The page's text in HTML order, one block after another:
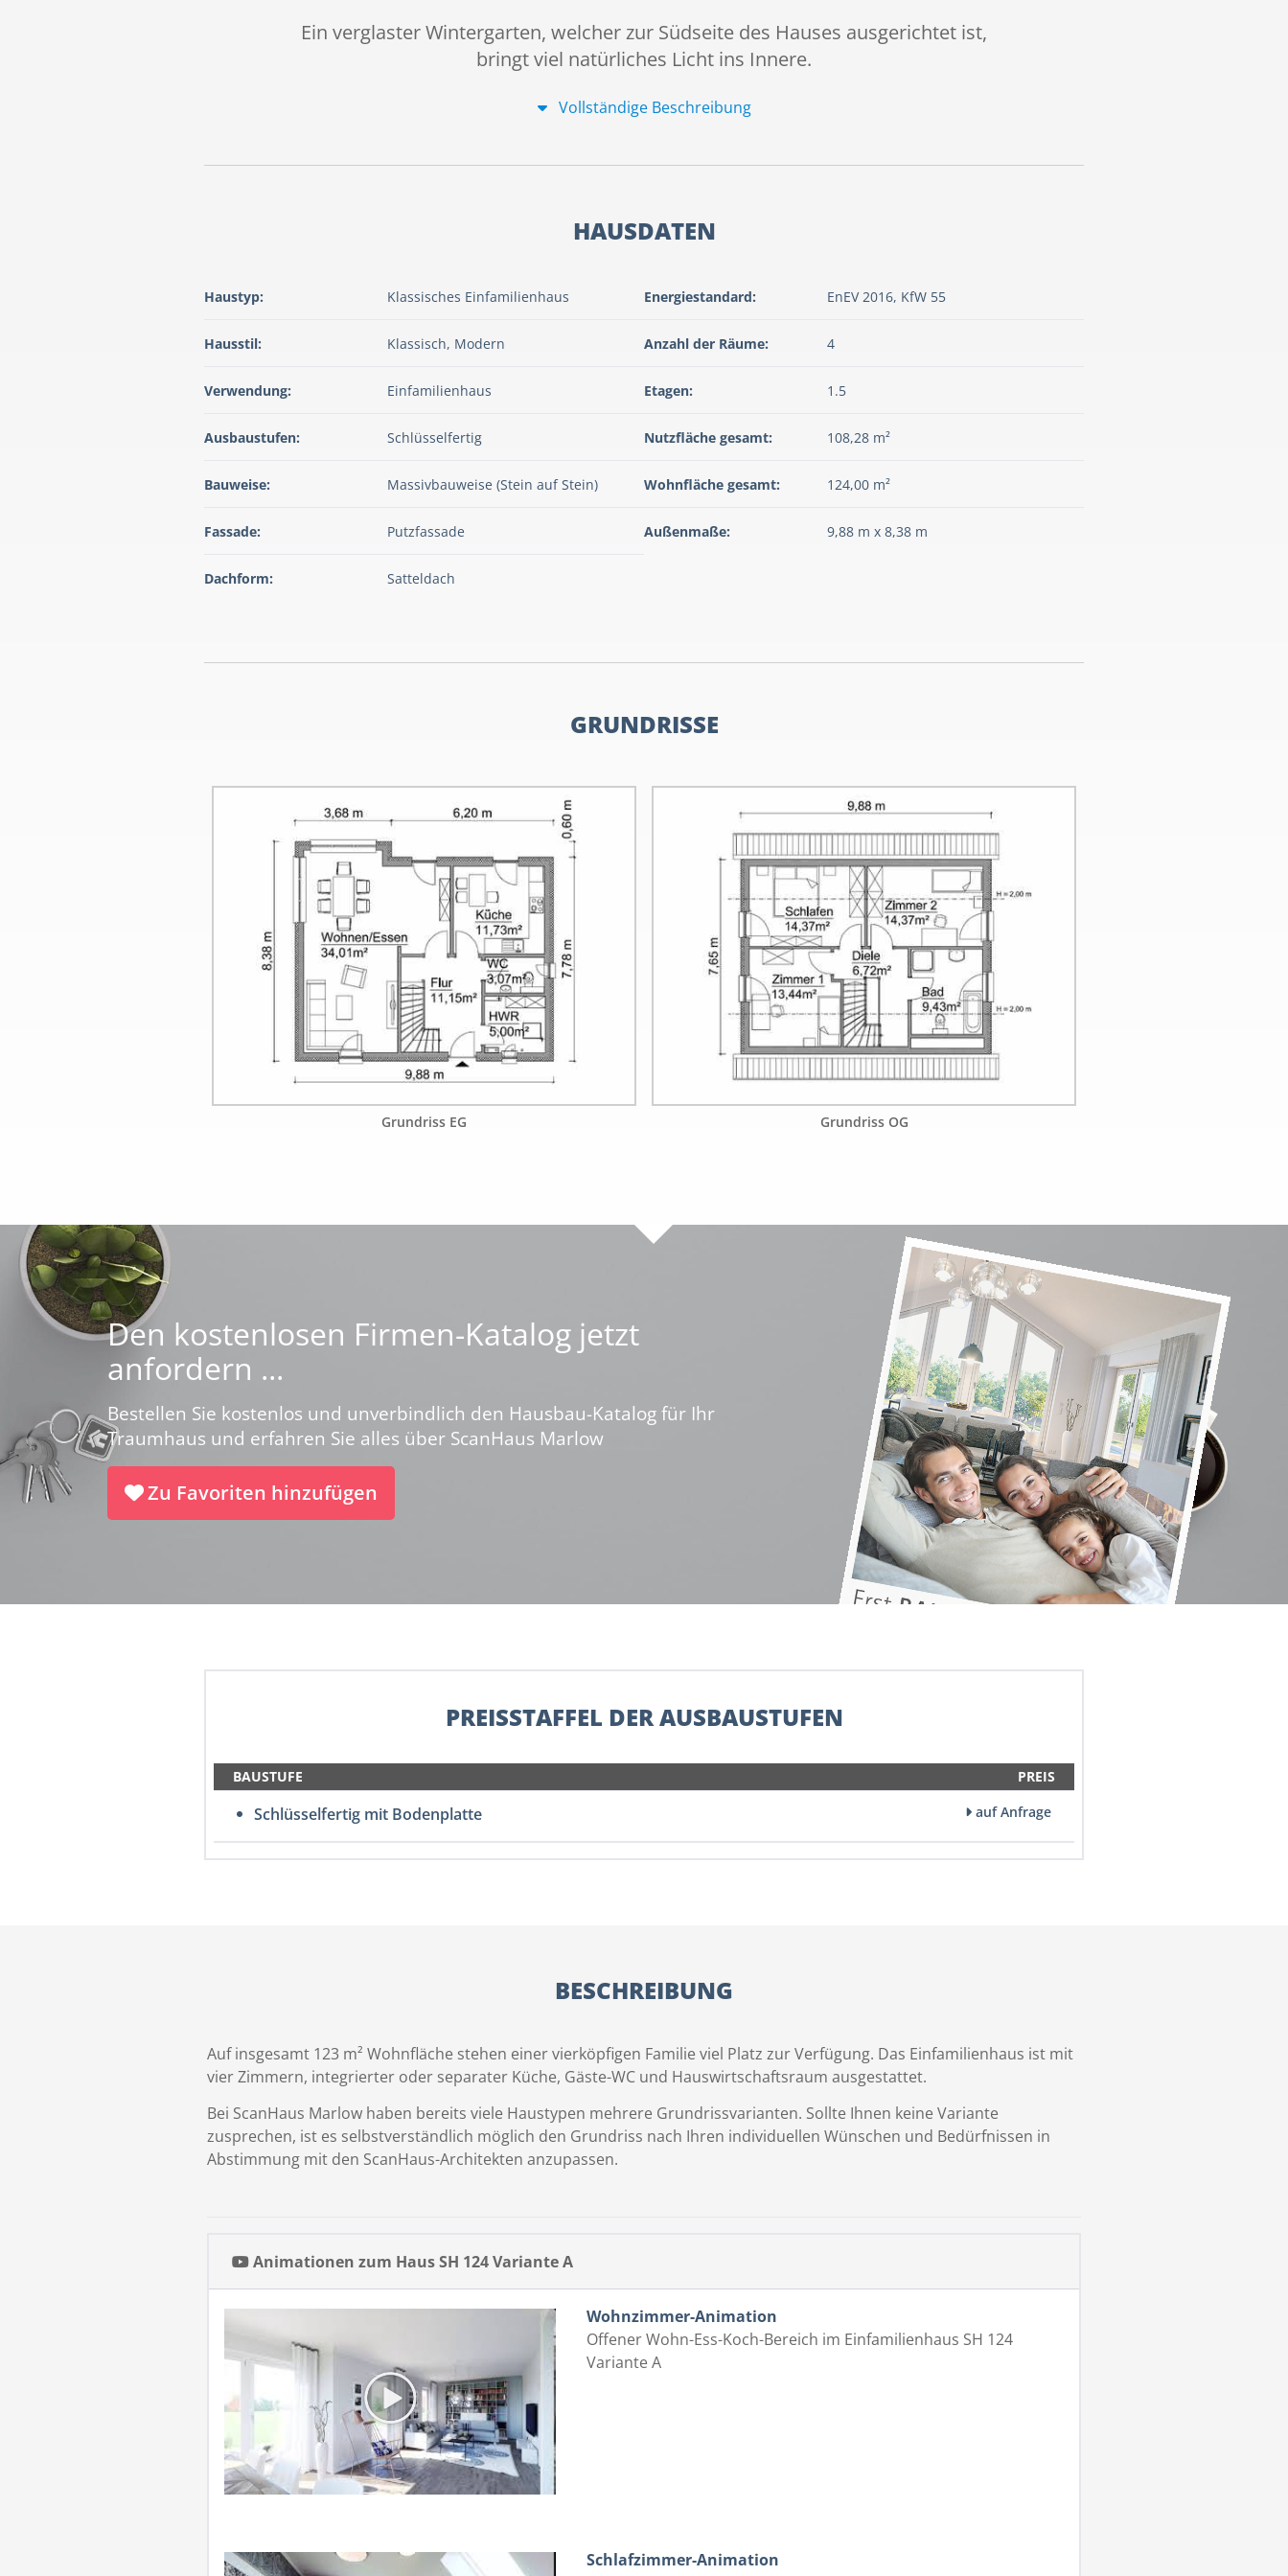
Ein verglaster Wintergarten, welcher zur Südseite des Hauses ausgerichtet ist,
bringt viel natürliches Licht ins Innere.
Vollständige Beschreibung
HAUSDATEN
Haustyp: Klassisches Einfamilienhaus
Hausstil: Klassisch, Modern
Verwendung: Einfamilienhaus
Ausbaustufen: Schlüsselfertig
Bauweise: Massivbauweise (Stein auf Stein)
Fassade: Putzfassade
Dachform: Satteldach
Energiestandard: EnEV 2016, KfW 55
Anzahl der Räume: 4
Etagen: 1.5
Nutzfläche gesamt: 108,28 m²
Wohnfläche gesamt: 124,00 m²
Außenmaße: 9,88 m x 8,38 m
GRUNDRISSE
Grundriss EG Grundriss OG
Den kostenlosen Firmen-Katalog jetzt
anfordern ...
Bestellen Sie kostenlos und unverbindlich den Hausbau-Katalog für Ihr
Traumhaus und erfahren Sie alles über ScanHaus Marlow
Zu Favoriten hinzufügen
PREISSTAFFEL DER AUSBAUSTUFEN
BAUSTUFE PREIS
Schlüsselfertig mit Bodenplatte auf Anfrage
BESCHREIBUNG
Auf insgesamt 123 m² Wohnfläche stehen einer vierköpfigen Familie viel Platz zur Verfügung. Das Einfamilienhaus ist mit
vier Zimmern, integrierter oder separater Küche, Gäste-WC und Hauswirtschaftsraum ausgestattet.
Bei ScanHaus Marlow haben bereits viele Haustypen mehrere Grundrissvarianten. Sollte Ihnen keine Variante
zusprechen, ist es selbstverständlich möglich den Grundriss nach Ihren individuellen Wünschen und Bedürfnissen in
Abstimmung mit den ScanHaus-Architekten anzupassen.
Animationen zum Haus SH 124 Variante A
Wohnzimmer-Animation
Offener Wohn-Ess-Koch-Bereich im Einfamilienhaus SH 124
Variante A
Schlafzimmer-Animation